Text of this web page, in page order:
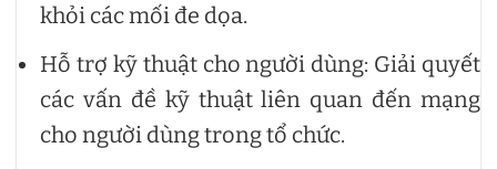
khỏi các mối đe dọa.
Hỗ trợ kỹ thuật cho người dùng: Giải quyết
các vấn đề kỹ thuật liên quan đến mạng
cho người dùng trong tổ chức.